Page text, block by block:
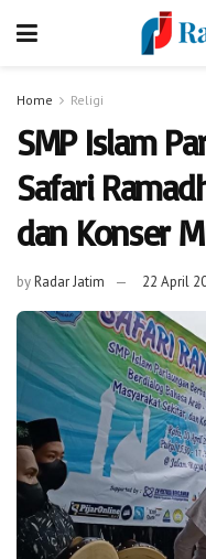
Home Religi
SMP Islam
Safari
dan Konser
byRadar Jatim 22 April